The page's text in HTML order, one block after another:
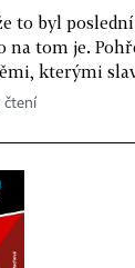
to byl
na tom je.
kterými
čtení